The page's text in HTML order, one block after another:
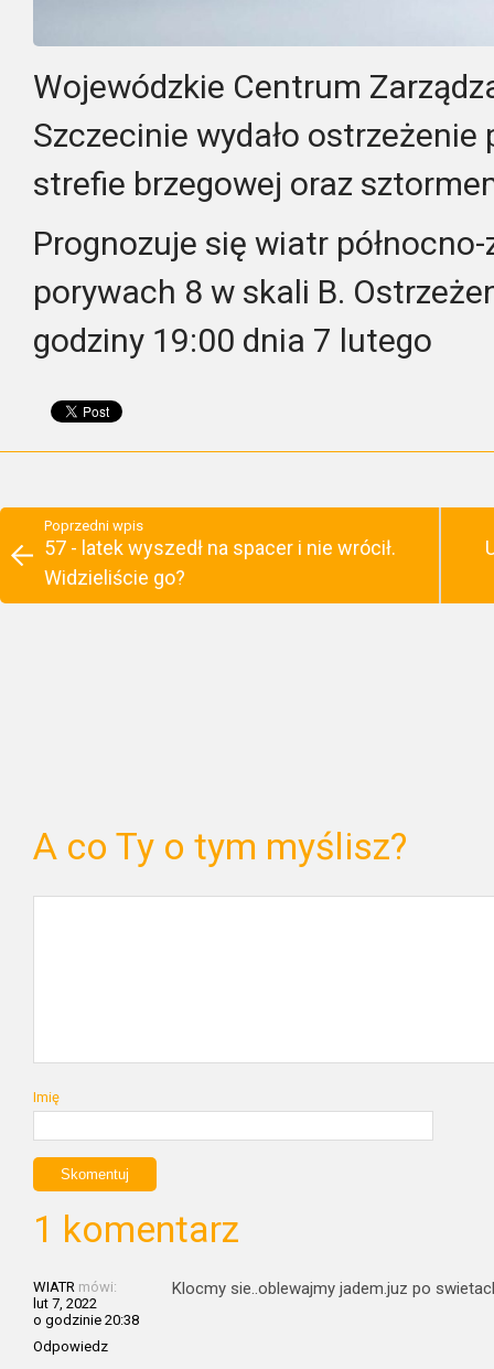
Wojewódzkie Centrum
Szczecinie wydało
strefie brzegowej oraz
Prognozuje się wiatr
porywach 8 w skali B.
godziny 19:00 dnia 7 lutego
Poprzedni wpis
57 - latek wyszedł na spacer i nie wrócił.
Widzieliście go?
A co Ty o tym myślisz?
Imię
1 komentarz
WIATR mówi:
lut 7, 2022
o godzinie 20:38
Odpowiedz
Klocmy sie..oblewajmy jadem.juz po